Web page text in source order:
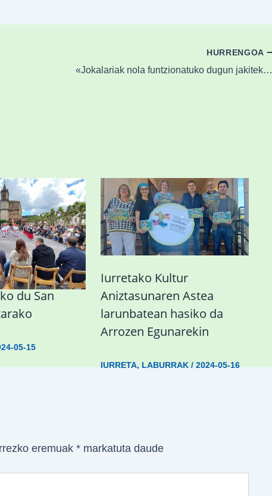
HURRENGOA
«Jokalariak nola funtzionatuko dugun jakiteko gosez iritsi dira»
autobus
du San
05-15
Iurretako Kultur
Aniztasunaren Astea
larunbatean hasiko da
Arrozen Egunarekin
IURRETA, LABURRAK /2024-05-16
eremuak *markatuta daude